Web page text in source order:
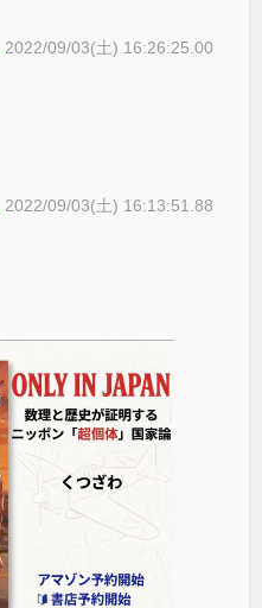
2022/09/03(土) 16:26:25.00
2022/09/03(土) 16:13:51.88